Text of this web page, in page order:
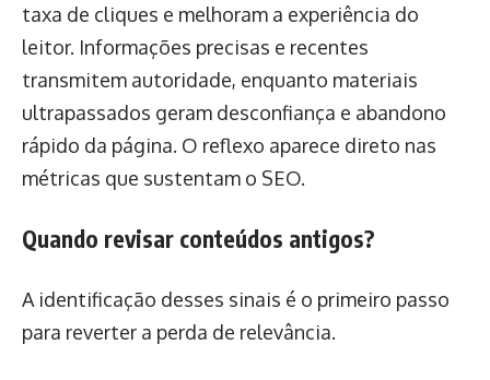
taxa de cliques e melhoram a experiência do
leitor. Informações precisas e recentes
transmitem autoridade, enquanto materiais
ultrapassados geram desconfiança e abandono
rápido da página. O reflexo aparece direto nas
métricas que sustentam o SEO.
Quando revisar conteúdos antigos?
A identificação desses sinais é o primeiro passo
para reverter a perda de relevância.